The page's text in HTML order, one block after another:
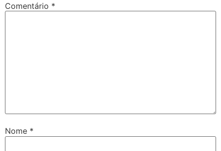
Comentário *
Nome *